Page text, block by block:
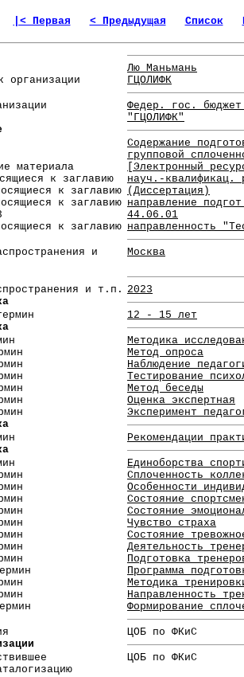
|< Первая < Предыдущая Список
Лю Маньмань
организации
ГЦОЛИФК
Федер. гос.
"ГЦОЛИФК"
Содержание
групповой
материала
[Электронный
к заглавию
науч.-квалификац.
к заглавию (Диссертация)
к заглавию направление
44.06.01
к заглавию направленность
и
Москва
и т.п. 2023
12 - 15 лет
Методика
Метод опроса
Наблюдение
Тестирование
Метод беседы
Оценка экспертная
Эксперимент
Рекомендации
Единоборства
Сплоченность
Особенности
Состояние
Состояние
Чувство страха
Состояние
Деятельность
Подготовка
Программа
Методика
Направленность
Формирование
ЦОБ по ФКиС
ЦОБ по ФКиС